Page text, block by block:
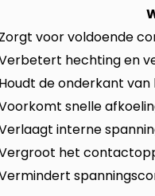
Zorgt voor voldoende
hechting en
Houdt de onderkant
snelle
interne
het